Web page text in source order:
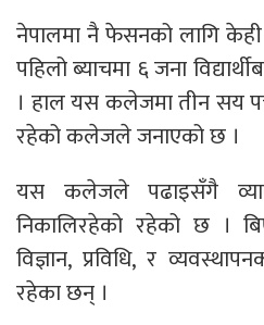
नेपालमा नै फेसनको लागि
पहिलो ब्याचमा ६ जना
। हाल यस कलेजमा तीन सय
रहेको कलेजले जनाएको छ ।
यस कलेजले पढाइसँगै
निकालिरहेको रहेको छ ।
विज्ञान, प्रविधि, र
रहेका छन् ।